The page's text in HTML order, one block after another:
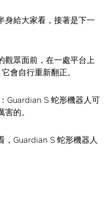
身給大家看，接著是下一
觀眾面前，在一處平台上
會自行重新翻正。
：Guardian S 蛇形機器人可
的。
，Guardian S 蛇形機器人